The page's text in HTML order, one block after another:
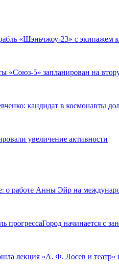
«Шэньчжоу-23» с экипажем
«Союз-5» запланирован на
кандидат в космонавты
увеличение активности
о работе Анны Эйр на
прогрессаГород начинается с
лекция «А. Ф. Лосев и